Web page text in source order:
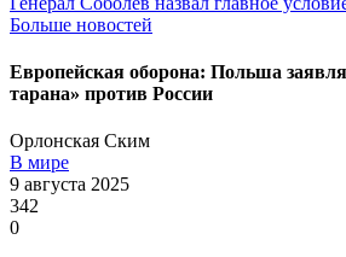
Больше новостей
Европейская оборона: Польша
тарана» против России
Орлонская Ским
В мире
9 августа 2025
342
0